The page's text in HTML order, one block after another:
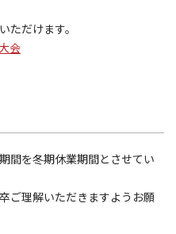
ただけます。
会
間を冬期休業期間とさせてい
ご理解いただきますようお願